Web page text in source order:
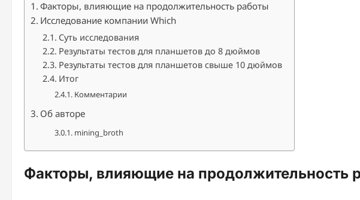
Факторы, влияющие на продолжительность работы
Исследование компании Which
Суть исследования
Результаты тестов для планшетов до 8 дюймов
Результаты тестов для планшетов свыше 10 дюймов
Итог
Комментарии
Об авторе
mining_broth
Факторы, влияющие на продолжительность